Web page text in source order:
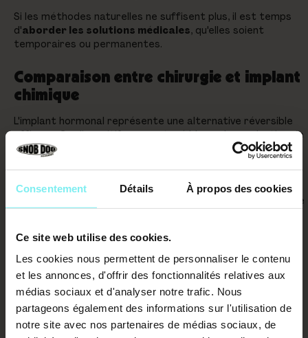
Consentement Détails À propos des cookies
Ce site web utilise des cookies.
Les cookies nous permettent de personnaliser le contenu
et les annonces, d'offrir des fonctionnalités relatives aux
médias sociaux et d'analyser notre trafic. Nous
partageons également des informations sur l'utilisation de
notre site avec nos partenaires de médias sociaux, de
Si les méthodes naturelles ne suffisent plus, il est temps
d'aborder les solutions médicales, qu'elles soient
temporaires ou permanentes.
Comparaison entre chirurgie et implant
chimique
L'implant hormonal représente une alternative réversible
efficace. Ce dispositif sous-cutané bloque la production de
testostérone. Il permet surtout de
tester l'impact réel
Ce super-agoniste de la GnRH utilise l'acétate de
. Elle ne nécessite